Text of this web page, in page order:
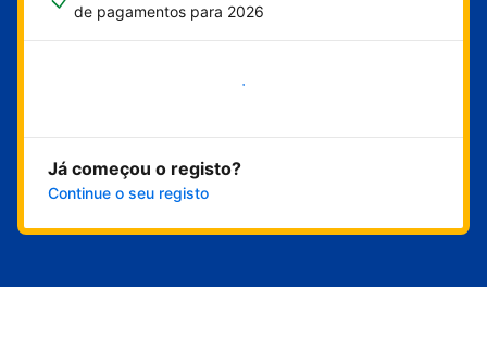
de pagamentos para 2026
Comece já
Já começou o registo?
Continue o seu registo